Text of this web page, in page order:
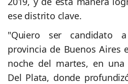
ese distrito clave.
"Quiero ser candidato
provincia de Buenos Aires
noche del martes, en una
Del Plata, donde